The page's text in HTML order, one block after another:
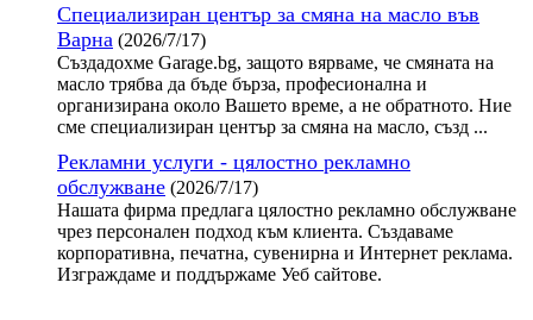
Специализиран център за смяна на масло във
Варна (2026/7/17)
Създадохме Garage.bg, защото вярваме, че смяната на
масло трябва да бъде бърза, професионална и
организирана около Вашето време, а не обратното. Ние
сме специализиран център за смяна на масло, създ ...
Рекламни услуги - цялостно рекламно
обслужване (2026/7/17)
Нашата фирма предлага цялостно рекламно обслужване
чрез персонален подход към клиента. Създаваме
корпоративна, печатна, сувенирна и Интернет реклама.
Изграждаме и поддържаме Уеб сайтове.